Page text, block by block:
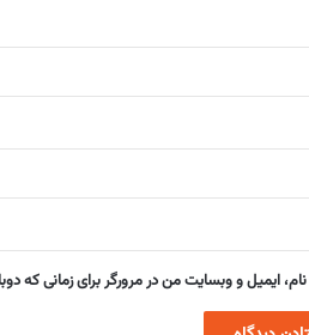
ایمیل و وبسایت من در مرورگر برای زمانی که